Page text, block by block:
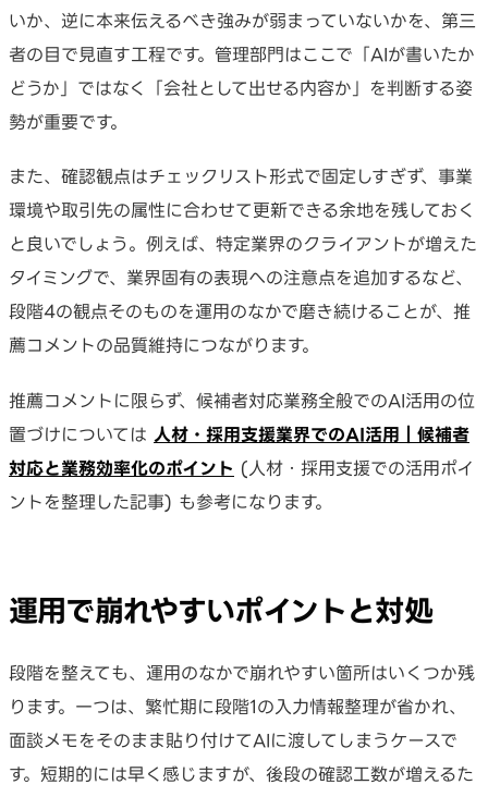
いか、逆に本来伝えるべき強みが弱まっていないかを、第三
者の目で見直す工程です。管理部門はここで「AIが書いたか
どうか」ではなく「会社として出せる内容か」を判断する姿
勢が重要です。
また、確認観点はチェックリスト形式で固定しすぎず、事業
環境や取引先の属性に合わせて更新できる余地を残しておく
と良いでしょう。例えば、特定業界のクライアントが増えた
タイミングで、業界固有の表現への注意点を追加するなど、
段階4の観点そのものを運用のなかで磨き続けることが、推
薦コメントの品質維持につながります。
推薦コメントに限らず、候補者対応業務全般でのAI活用の位
置づけについては 人材・採用支援業界でのAI活用｜候補者
対応と業務効率化のポイント (人材・採用支援での活用ポイ
ントを整理した記事) も参考になります。
運用で崩れやすいポイントと対処
段階を整えても、運用のなかで崩れやすい箇所はいくつか残
ります。一つは、繁忙期に段階1の入力情報整理が省かれ、
面談メモをそのまま貼り付けてAIに渡してしまうケースで
す。短期的には早く感じますが、後段の確認工数が増えるた